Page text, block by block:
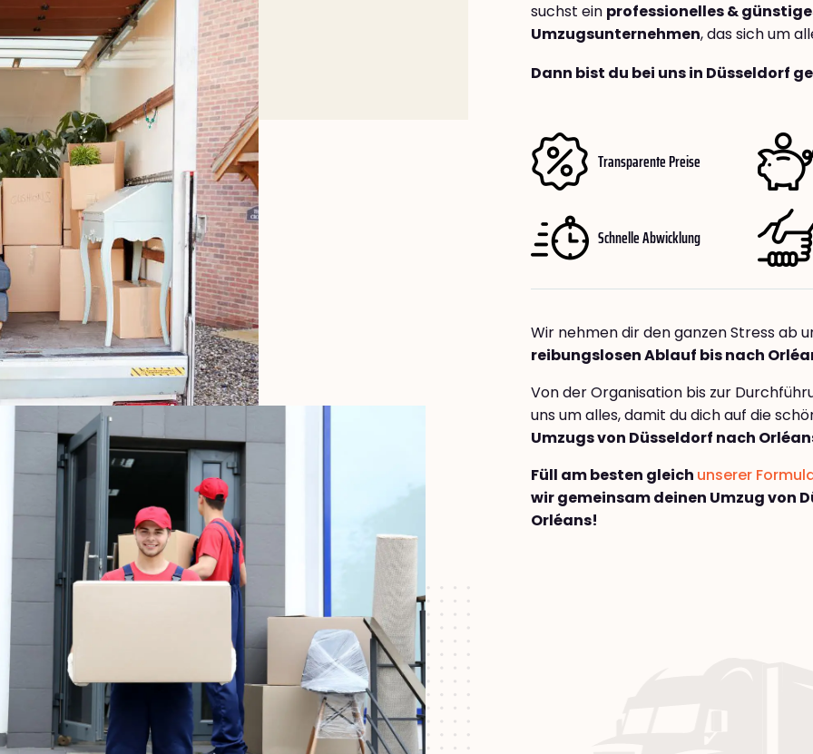
suchst ein professionelles &
Umzugsunternehmen, das sich um
Dann bist du bei uns in Düsseldorf
Transparente Preise
Schnelle Abwicklung
Wir nehmen dir den ganzen Stress ab
reibungslosen Ablauf bis nach
Von der Organisation bis zur
uns um alles, damit du dich auf die
Umzugs von Düsseldorf nach
Füll am besten gleich unserer
wir gemeinsam deinen Umzug von
Orléans!